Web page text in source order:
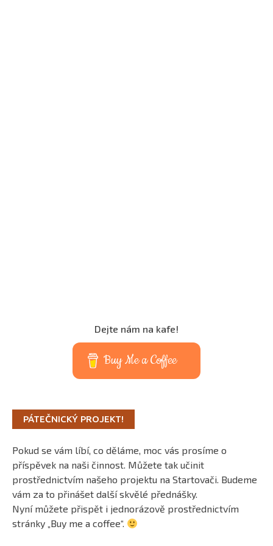
Dejte nám na kafe!
Buy Me a Coffee
PÁTEČNICKÝ PROJEKT!
Pokud se vám líbí, co děláme, moc vás prosíme o
příspěvek na naši činnost. Můžete tak učinit
prostřednictvím našeho projektu na Startovači. Budeme
vám za to přinášet další skvělé přednášky.
Nyní můžete přispět i jednorázově prostřednictvím
stránky „Buy me a coffee“.